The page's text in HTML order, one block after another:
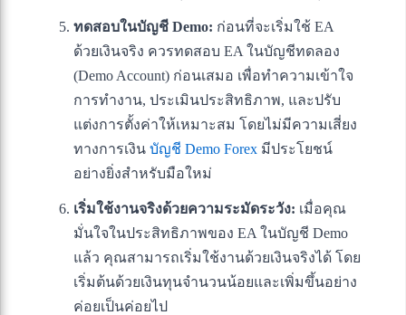
ทดสอบในบัญชี Demo: ก่อนที่จะเริ่มใช้ EA
ด้วยเงินจริง ควรทดสอบ EA ในบัญชีทดลอง
(Demo Account) ก่อนเสมอ เพื่อทำความเข้าใจ
การทำงาน, ประเมินประสิทธิภาพ, และปรับ
แต่งการตั้งค่าให้เหมาะสม โดยไม่มีความเสี่ยง
ทางการเงิน บัญชี Demo Forex มีประโยชน์
อย่างยิ่งสำหรับมือใหม่
เริ่มใช้งานจริงด้วยความระมัดระวัง: เมื่อคุณ
มั่นใจในประสิทธิภาพของ EA ในบัญชี Demo
แล้ว คุณสามารถเริ่มใช้งานด้วยเงินจริงได้ โดย
เริ่มต้นด้วยเงินทุนจำนวนน้อยและเพิ่มขึ้นอย่าง
ค่อยเป็นค่อยไป